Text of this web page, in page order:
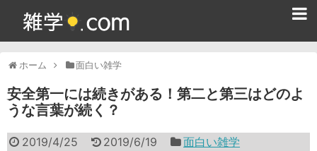
ホーム 面白い雑学
安全第一には続きがある！第二と第三はどのよ
うな言葉が続く？
2019/4/25 2019/6/19 面白い雑学
365日雑学カレンダー
面白い雑学